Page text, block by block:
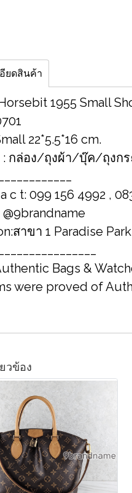
ยดสินค้า
1955 Small
22*5.5*16 cm.
: กล่อง/ถุงผ้า/บุ๊ค/ถุงก
c t: 099 156 4992 ,
@9brandname
สาขา 1 Paradise
Bags &
were proved of
วข้อง